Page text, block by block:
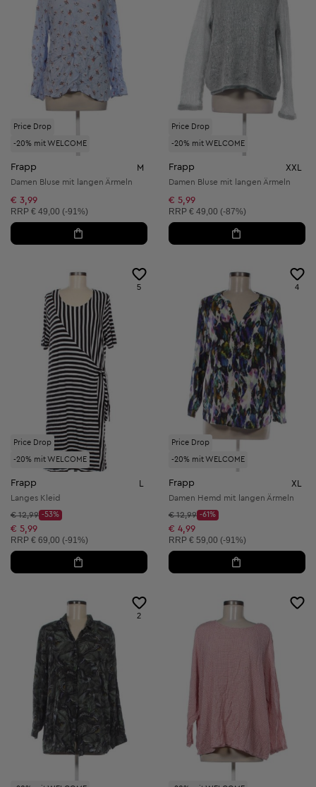
Price Drop
-20% mit WELCOME
Frapp M
Damen Bluse mit langen Ärmeln
€ 3,99
Unverbindliche Preisempfehlung:
RRP € 49,00 (-91%)
Price Drop
-20% mit WELCOME
Frapp XXL
Damen Bluse mit langen Ärmeln
€ 5,99
Unverbindliche Preisempfehlung:
RRP € 49,00 (-87%)
Price Drop
-20% mit WELCOME
5
Frapp
Langes Kleid
Startpreis:
€ 12,99
Discount Price:
-53%
Reduzierter Preis:
€ 5,99
Unverbindliche Preisempfehlung:
RRP € 69,00 (-91%)
Price Drop
-20% mit WELCOME
4
Frapp XL
Damen Hemd mit langen Ärmeln
Startpreis:
€ 12,99
Discount Price:
-61%
Reduzierter Preis:
€ 4,99
Unverbindliche Preisempfehlung:
RRP € 59,00 (-91%)
2